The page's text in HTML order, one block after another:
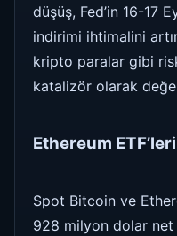
düşüş, Fed’in 16-17
indirimi ihtimalini
kripto paralar gibi
katalizör olarak
Ethereum
Spot Bitcoin ve
928 milyon dolar